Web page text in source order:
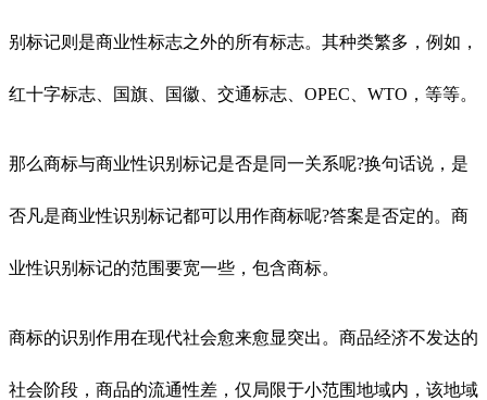
别标记则是商业性标志之外的所有标志。其种类繁多，例如，
红十字标志、国旗、国徽、交通标志、OPEC、WTO，等等。
那么商标与商业性识别标记是否是同一关系呢?换句话说，是
否凡是商业性识别标记都可以用作商标呢?答案是否定的。商
业性识别标记的范围要宽一些，包含商标。
商标的识别作用在现代社会愈来愈显突出。商品经济不发达的
社会阶段，商品的流通性差，仅局限于小范围地域内，该地域